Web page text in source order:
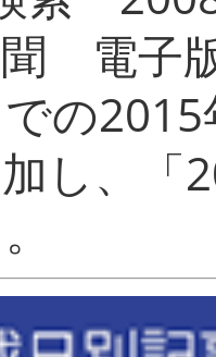
電子
の
し、「
し